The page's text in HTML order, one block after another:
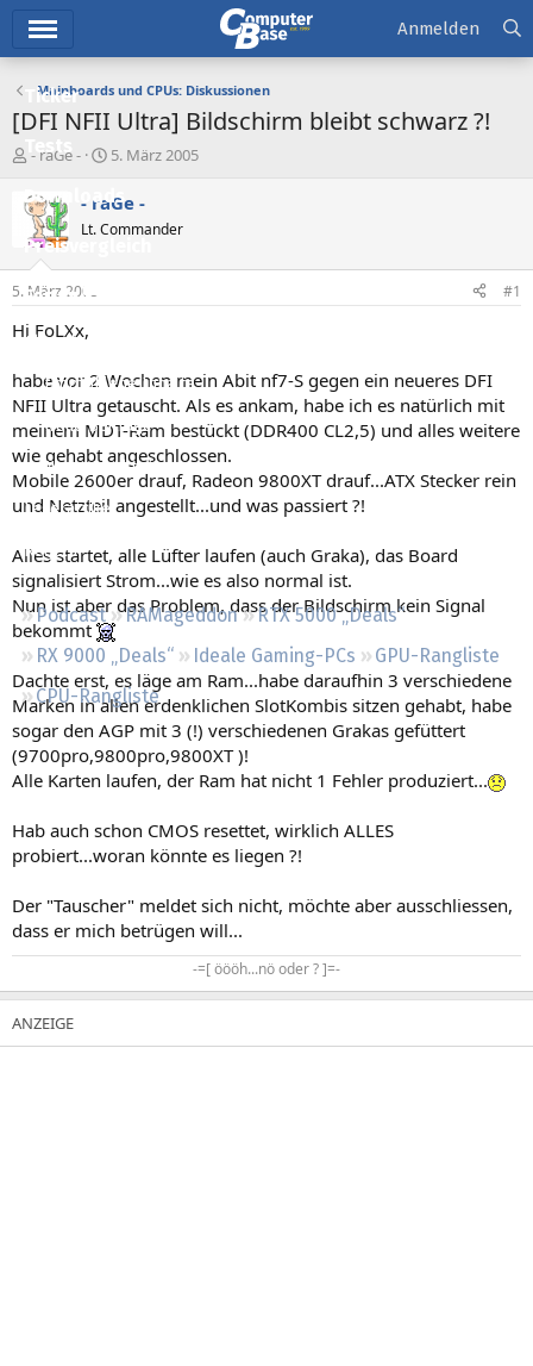
Ticker
Tests
Downloads
Preisvergleich
Forum
Aktuelles
Empfohlene Inhalte
Neue Beiträge
Neueste Aktivitäten
Leserartikel
Regeln
Podcast RAMageddon
RTX 5000 „Deals“
RX 9000 „Deals“
Ideale Gaming-PCs
GPU-Rangliste
CPU-Rangliste
Anmelden
Mainboards und CPUs: Diskussionen
[DFI NFII Ultra] Bildschirm bleibt schwarz ?!
E
s
t
e
l
e
- raGe -
E
s
e
t
5. März 2005
- raGe -
Lt. Commander
5. März 2005 #1
Hi FoLXx,
habe vor 2 Wochen mein Abit nf7-S gegen ein neueres DFI
NFII Ultra getauscht. Als es ankam, habe ich es natürlich mit
meinem MDT-Ram bestückt (DDR400 CL2,5) und alles weitere
wie gehabt angeschlossen.
Mobile 2600er drauf, Radeon 9800XT drauf...ATX Stecker rein
und Netzteil angestellt...und was passiert ?!
Alles startet, alle Lüfter laufen (auch Graka), das Board
signalisiert Strom...wie es also normal ist.
Nun ist aber das Problem, dass der Bildschirm kein Signal
bekommt
Dachte erst, es läge am Ram...habe daraufhin 3 verschiedene
Marken in allen erdenklichen SlotKombis sitzen gehabt, habe
sogar den AGP mit 3 (!) verschiedenen Grakas gefüttert
(9700pro,9800pro,9800XT )!
Alle Karten laufen, der Ram hat nicht 1 Fehler produziert...
Hab auch schon CMOS resettet, wirklich ALLES
probiert...woran könnte es liegen ?!
Der "Tauscher" meldet sich nicht, möchte aber ausschliessen,
dass er mich betrügen will...
-=[ öööh...nö oder ? ]=-​